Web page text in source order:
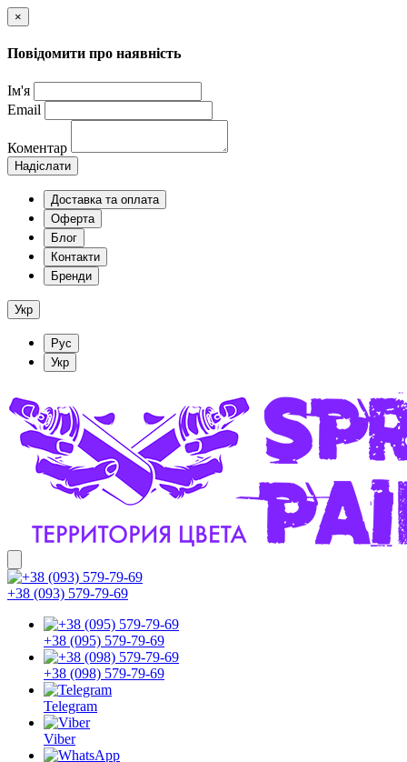
×
Повідомити про наявність
Ім'я
Email
Коментар
Надіслати
Доставка та оплата
Оферта
Блог
Контакти
Бренди
Укр
Рус
Укр
+38 (093) 579-79-69
+38 (095) 579-79-69
+38 (098) 579-79-69
Telegram
Viber